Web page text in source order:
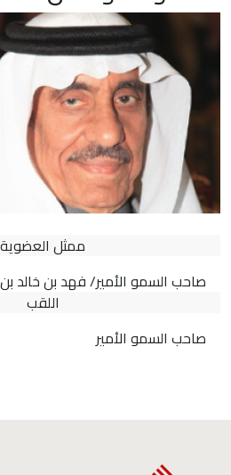
ممثل العضوية
صاحب السمو الأمير/ فهد بن خالد بن
اللقب
صاحب السمو الأمير